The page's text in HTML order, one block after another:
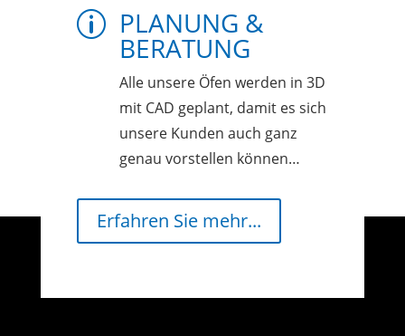
p PLANUNG &
BERATUNG
Alle unsere Öfen werden in 3D
mit CAD geplant, damit es sich
unsere Kunden auch ganz
genau vorstellen können…
Erfahren Sie mehr...